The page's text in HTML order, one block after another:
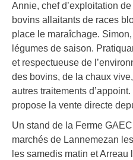
Annie, chef d’exploitation
bovins allaitants de races
place le maraîchage.
légumes de saison.
et respectueuse de
des bovins, de la chaux
autres traitements
propose la vente directe
Un stand de la Ferme
marchés de Lannemezan
les samedis matin et Arreau